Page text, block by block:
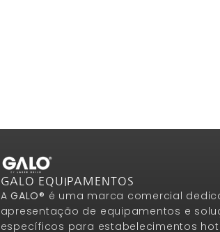
GALO EQUIPAMENTOS
AGALO® é uma marca comercial
apresentação de equipamentos e
específicos para estabelecimentos